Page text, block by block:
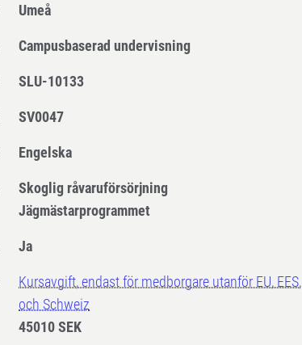
Umeå
Campusbaserad undervisning
SLU-10133
SV0047
Engelska
Skoglig råvaruförsörjning
Jägmästarprogrammet
Ja
Kursavgift, endast för medborgare utanför EU, EES,
och Schweiz
45010 SEK